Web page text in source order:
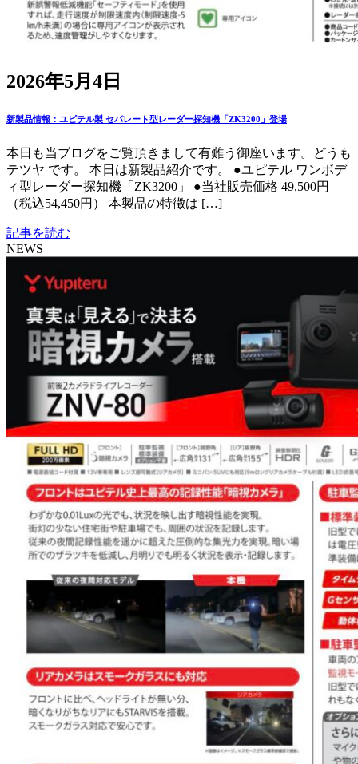
2026年5月4日
新製品情報：ユピテル製 セパレート型レーダー探知機「ZK3200」登場
本日も当ブログをご覧頂きまして有難う御座います。どうも
テツヤ です。 本日は新製品紹介です。 ●ユピテル ワンボデ
ィ型レーダー探知機「ZK3200」 ●当社販売価格 49,500円
（税込54,450円） 本製品の特徴は […]
記事を読む
NEWS